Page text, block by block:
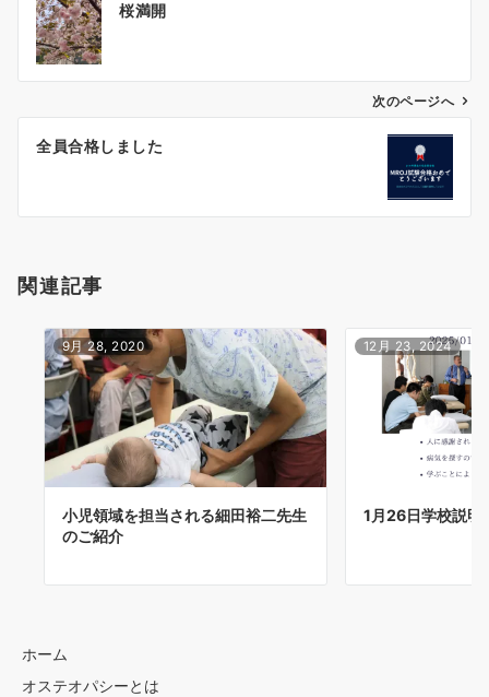
ビ
ン
桜満開
次のページへ
全員合格しました
関連記事
9月 28, 2020
小児領域を担当される細田裕二先生
のご紹介
12月 23, 2024
1月26日学校説明
ホーム
オステオパシーとは